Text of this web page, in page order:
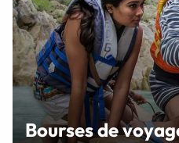
Bourses de